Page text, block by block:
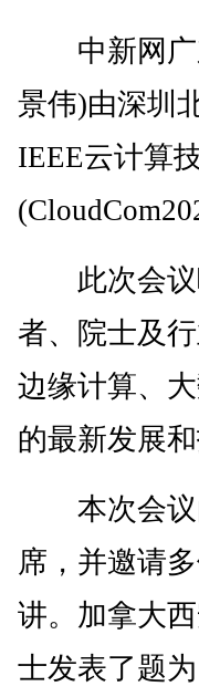
中新网广
景伟)由深圳
IEEE云计算
此次会议
者、院士及
边缘计算、
的最新发展和
本次会议
席，并邀请
讲。加拿大
士发表了题